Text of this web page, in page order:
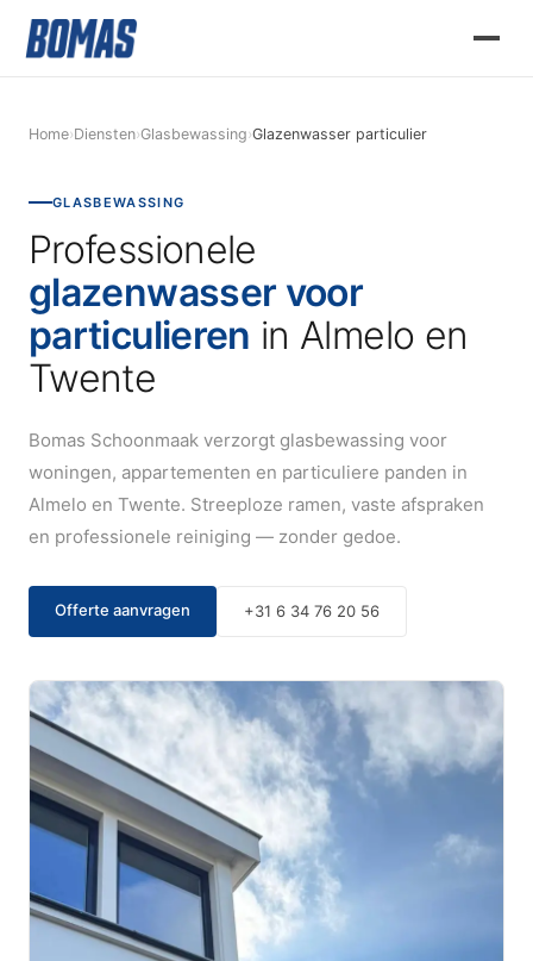
Home›Diensten›Glasbewassing›Glazenwasser particulier
GLASBEWASSING
Professionele
glazenwasser voor
particulieren in Almelo en
Twente
Bomas Schoonmaak verzorgt glasbewassing voor
woningen, appartementen en particuliere panden in
Almelo en Twente. Streeploze ramen, vaste afspraken
en professionele reiniging — zonder gedoe.
Offerte aanvragen +31 6 34 76 20 56